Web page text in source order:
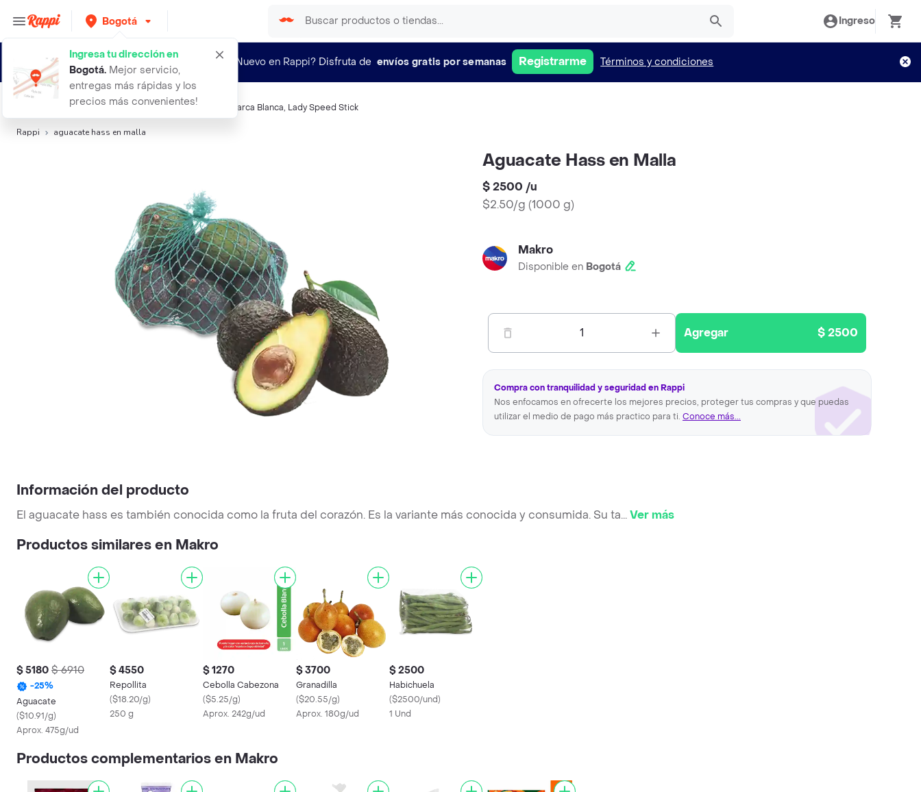
Bogotá
Ingresa tu dirección en
Bogotá. Mejor servicio,
entregas más rápidas y los
precios más convenientes!
Ingreso
¿Nuevo en Rappi? Disfruta de envíos gratis por semanas Registrarme Términos y condiciones
Búsquedas relacionadas:Verduras,Ducales, Marca Blanca, Lady Speed Stick
Rappi aguacate hass en malla
Aguacate Hass en Malla
$ 2500 /u
$2.50/g (1000 g)
Makro
Disponible en Bogotá
1 Agregar $ 2500
Compra con tranquilidad y seguridad en Rappi
Nos enfocamos en ofrecerte los mejores precios, proteger tus compras y que puedas
utilizar el medio de pago más practico para ti. Conoce más...
Información del producto
El aguacate hass es también conocida como la fruta del corazón. Es la variante más conocida y consumida. Su ta...Ver más
Productos similares en Makro
$ 5180 $ 6910
-25%
Aguacate
($10.91/g)
Aprox. 475g/ud
$ 4550
Repollita
($18.20/g)
250 g
$ 1270
Cebolla Cabezona
($5.25/g)
Aprox. 242g/ud
$ 3700
Granadilla
($20.55/g)
Aprox. 180g/ud
$ 2500
Habichuela
($2500/und)
1 Und
Productos complementarios en Makro